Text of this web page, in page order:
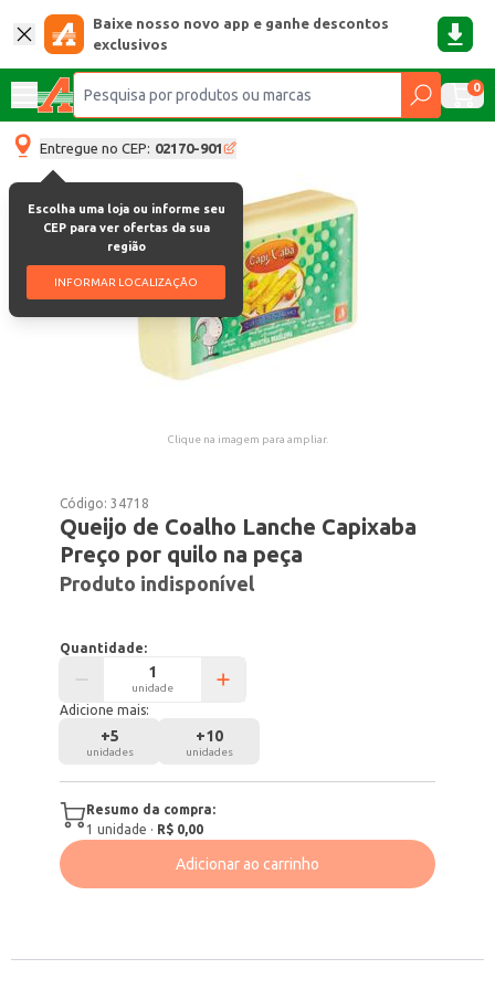
Baixe nosso novo app e ganhe descontos
exclusivos
0
Entregue no CEP: 02170-901
Escolha uma loja ou informe seu
CEP para ver ofertas da sua
região
INFORMAR LOCALIZAÇÃO
Clique na imagem para ampliar.
Código:34718
Queijo de Coalho Lanche Capixaba
Preço por quilo na peça
Produto indisponível
Quantidade:
unidade
Adicione mais:
+5
unidades
+10
unidades
Resumo da compra:
1 unidade · R$ 0,00
Adicionar ao carrinho